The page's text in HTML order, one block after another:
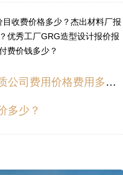
收费价格多少？杰出材料厂报
优秀工厂GRG造型设计报价报
费价钱多少？
司费用价格费用多少？
多少？